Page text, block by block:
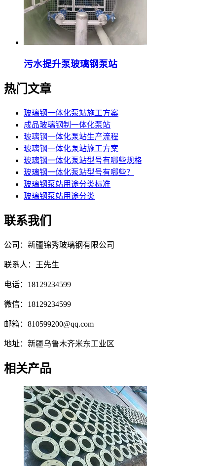
污水提升泵玻璃钢泵站
热门文章
玻璃钢一体化泵站施工方案
成品玻璃钢制一体化泵站
玻璃钢一体化泵站生产流程
玻璃钢一体化泵站施工方案
玻璃钢一体化泵站型号有哪些规格
玻璃钢一体化泵站型号有哪些？
玻璃钢泵站用途分类标准
玻璃钢泵站用途分类
联系我们
公司：新疆锦秀玻璃钢有限公司
联系人：王先生
电话：18129234599
微信：18129234599
邮箱：810599200@qq.com
地址：新疆乌鲁木齐米东工业区
相关产品